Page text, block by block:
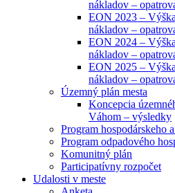
nákladov –
EON 2023 –
nákladov –
EON 2024 –
nákladov –
EON 2025 –
nákladov –
Územný plán mesta
Koncepcia
Váhom – výsledky
Program hospodárskeho
Program odpadového
Komunitný plán
Participatívny rozpočet
Udalosti v meste